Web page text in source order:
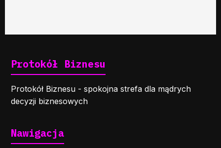
Protokół Biznesu
Protokół Biznesu - spokojna strefa dla mądrych
decyzji biznesowych
Nawigacja